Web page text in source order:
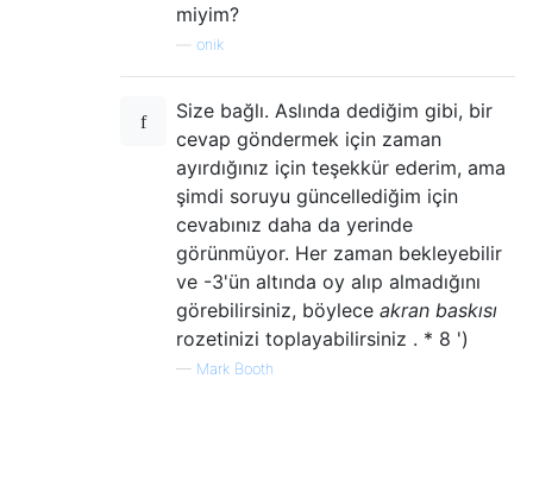
miyim?
onik
Size bağlı. Aslında dediğim gibi, bir
cevap göndermek için zaman
ayırdığınız için teşekkür ederim, ama
şimdi soruyu güncellediğim için
cevabınız daha da yerinde
görünmüyor. Her zaman bekleyebilir
ve -3'ün altında oy alıp almadığını
görebilirsiniz, böylece akran baskısı
rozetinizi toplayabilirsiniz . * 8 ')
— Mark Booth